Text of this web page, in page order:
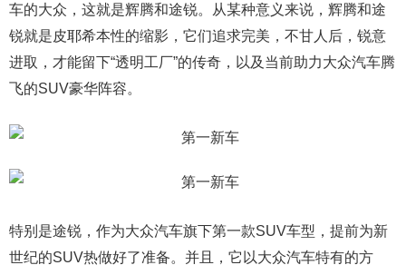
车的大众，这就是辉腾和途锐。从某种意义来说，辉腾和途
锐就是皮耶希本性的缩影，它们追求完美，不甘人后，锐意
进取，才能留下“透明工厂”的传奇，以及当前助力大众汽车腾
飞的SUV豪华阵容。
特别是途锐，作为大众汽车旗下第一款SUV车型，提前为新
世纪的SUV热做好了准备。并且，它以大众汽车特有的方